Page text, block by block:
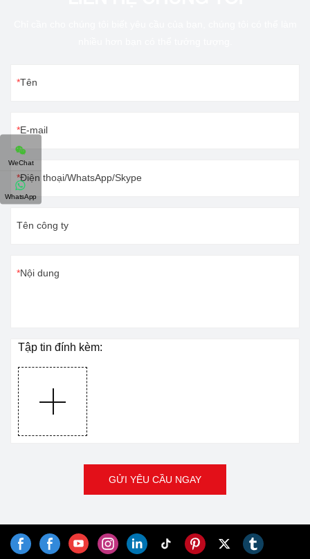
Tên
E-mail
Điện thoại/WhatsApp/Skype
Tên công ty
Nội dung
Tập tin đính kèm:
GỬI YÊU CẦU NGAY
WeChat
WhatsApp